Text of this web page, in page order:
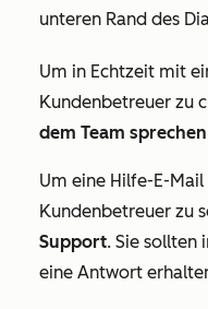
unteren Rand des
Um in Echtzeit mit
Kundenbetreuer zu
dem Team sprechen
Um eine Hilfe-E-
Kundenbetreuer zu
Support. Sie sollten
eine Antwort